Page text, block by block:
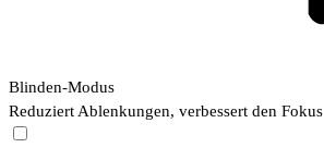
Blinden-Modus
Reduziert Ablenkungen, verbessert den Fokus